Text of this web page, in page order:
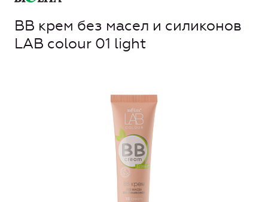
BB крем без масел и силиконов
LAB colour 01 light